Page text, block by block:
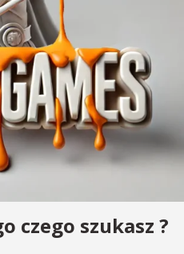
czego szukasz ?